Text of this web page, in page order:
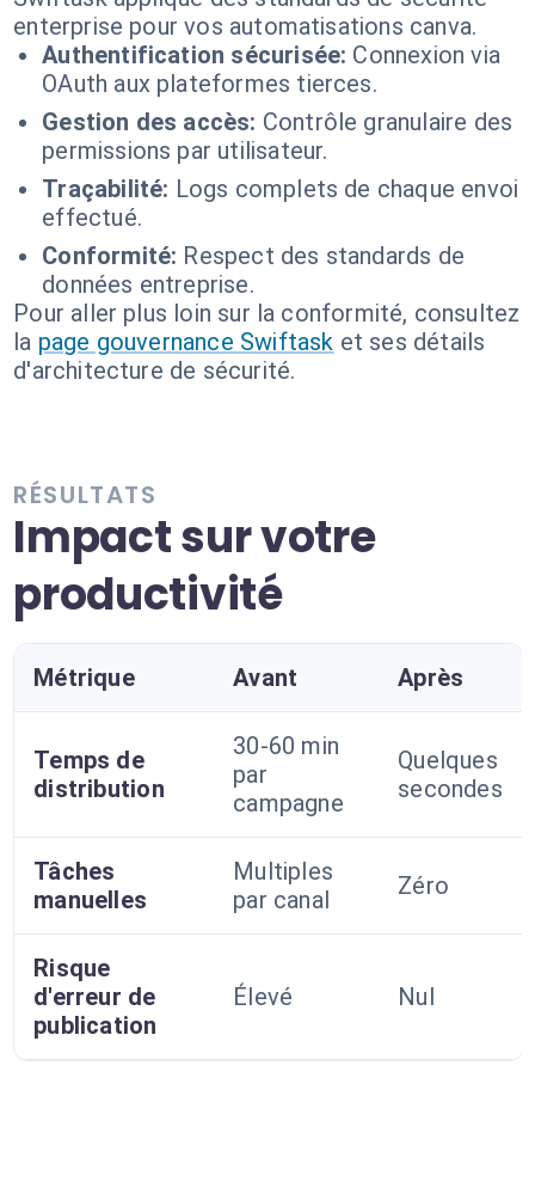
enterprise pour vos automatisations canva.
Authentification sécurisée: Connexion via
OAuth aux plateformes tierces.
Gestion des accès: Contrôle granulaire des
permissions par utilisateur.
Traçabilité: Logs complets de chaque envoi
effectué.
Conformité: Respect des standards de
données entreprise.
Pour aller plus loin sur la conformité, consultez
la page gouvernance Swiftask et ses détails
d'architecture de sécurité.
RÉSULTATS
Impact sur votre
productivité
Métrique Avant Après
Temps de
distribution
30-60 min
par
campagne
Quelques
secondes
Tâches
manuelles
Multiples
par canal
Zéro
Risque
d'erreur de
publication
Élevé Nul